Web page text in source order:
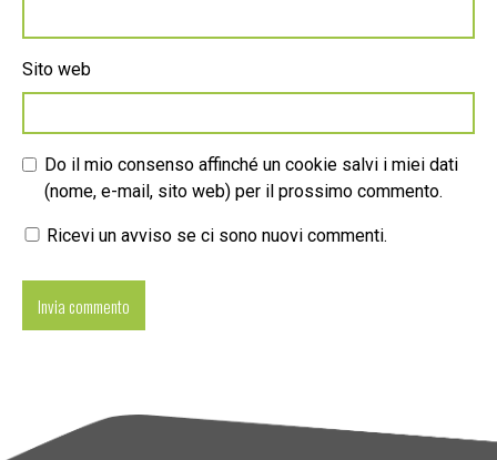
Sito web
Do il mio consenso affinché un cookie salvi i miei dati
(nome, e-mail, sito web) per il prossimo commento.
Ricevi un avviso se ci sono nuovi commenti.